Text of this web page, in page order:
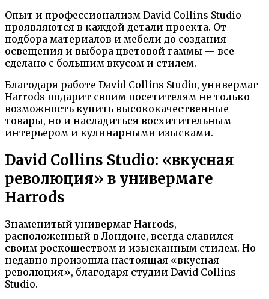
Опыт и профессионализм David Collins Studio
проявляются в каждой детали проекта. От
подбора материалов и мебели до создания
освещения и выбора цветовой гаммы — все
сделано с большим вкусом и стилем.
Благодаря работе David Collins Studio, универмаг
Harrods подарит своим посетителям не только
возможность купить высококачественные
товары, но и насладиться восхитительным
интерьером и кулинарными изысками.
David Collins Studio: «вкусная
революция» в универмаге
Harrods
Знаменитый универмаг Harrods,
расположенный в Лондоне, всегда славился
своим роскошеством и изысканным стилем. Но
недавно произошла настоящая «вкусная
революция», благодаря студии David Collins
Studio.